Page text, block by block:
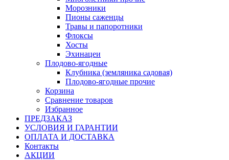
Морозники
Пионы саженцы
Травы и папоротники
Флоксы
Хосты
Эхинацеи
Плодово-ягодные
Клубника (земляника садовая)
Плодово-ягодные прочие
Корзина
Сравнение товаров
Избранное
ПРЕДЗАКАЗ
УСЛОВИЯ И ГАРАНТИИ
ОПЛАТА И ДОСТАВКА
Контакты
АКЦИИ